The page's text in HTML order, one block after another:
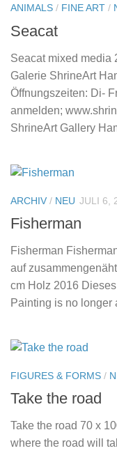
ANIMALS / FINE ART /
Seacat
Seacat mixed media
Galerie ShrineArt
Öffnungszeiten: Di-
anmelden;
ShrineArt Gallery
ARCHIV / NEU JULI 6,
Fisherman
Fisherman
auf
cm Holz 2016
Painting is no longer
FIGURES & FORMS /
Take the road
Take the road 70 x
where the road will